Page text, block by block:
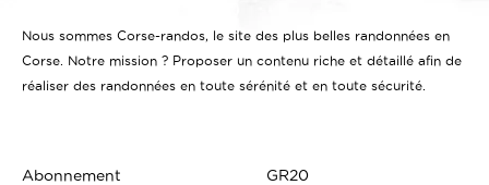
Nous sommes Corse-randos, le site des plus belles randonnées en
Corse. Notre mission ? Proposer un contenu riche et détaillé afin de
réaliser des randonnées en toute sérénité et en toute sécurité.
Abonnement
GR20